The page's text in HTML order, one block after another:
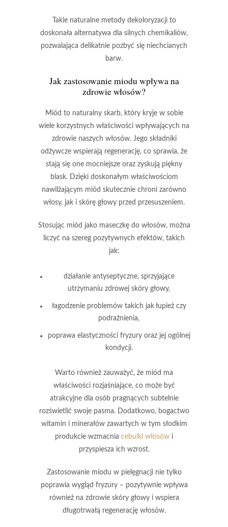
Takie naturalne metody dekoloryzacjito
doskonała alternatywa dla silnych chemikaliów,
pozwalająca delikatnie pozbyć się niechcianych
barw.
Jak zastosowanie miodu wpływa na
zdrowie włosów?
Miód to naturalny skarb, który kryje w sobie
wiele korzystnych właściwości wpływających na
zdrowie naszych włosów. Jego składniki
odżywcze wspierają regenerację, co sprawia, że
stają się one mocniejsze oraz zyskują piękny
blask. Dzięki doskonałym właściwościom
nawilżającym miód skutecznie chroni zarówno
włosy, jak i skórę głowy przed przesuszeniem.
Stosując miód jako maseczkę do włosów, można
liczyć na szereg pozytywnych efektów, takich
jak:
działanie antyseptyczne, sprzyjające
utrzymaniu zdrowej skóry głowy,
łagodzenie problemów takich jak łupieżczy
podrażnienia,
poprawa elastyczności fryzury oraz jej ogólnej
kondycji.
Warto również zauważyć, że miód ma
właściwości rozjaśniające, co może być
atrakcyjne dla osób pragnących subtelnie
rozświetlić swoje pasma. Dodatkowo, bogactwo
witamin i minerałów zawartych w tym słodkim
produkcie wzmacnia cebulki włosów i
przyspiesza ich wzrost.
Zastosowanie miodu w pielęgnacjinie tylko
poprawia wygląd fryzury – pozytywnie wpływa
również na zdrowie skóry głowy i wspiera
długotrwałą regenerację włosów.